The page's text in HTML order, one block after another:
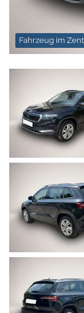
Fahrzeug im